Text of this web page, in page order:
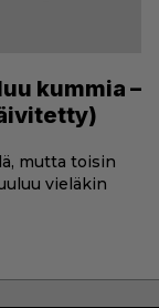
kummia –
mutta toisin
vieläkin